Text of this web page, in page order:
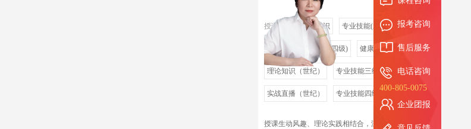
报考咨询
售后服务
电话咨询
400-805-0075
企业团报
授课领域 理论知识 专业技能(三级)
营养师 专业技能(四级) 健康营养训练营
理论知识（世纪） 专业技能三级（世纪）
实战直播（世纪） 专业技能四级（世纪）
授课生动风趣、理论实践相结合，深受学员喜爱。